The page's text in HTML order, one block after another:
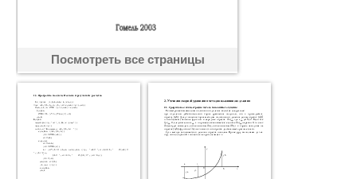
Посмотреть все страницы